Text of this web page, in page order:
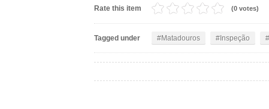
Rate this item (0 votes)
Tagged under Matadouros Inspeção